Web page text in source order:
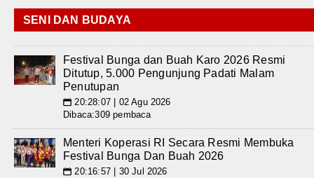
SENI DAN BUDAYA
Festival Bunga dan Buah Karo 2026 Resmi
Ditutup, 5.000 Pengunjung Padati Malam
Penutupan
📅 20:28:07 | 02 Agu 2026
Dibaca:309 pembaca
Menteri Koperasi RI Secara Resmi Membuka
Festival Bunga Dan Buah 2026
📅 20:16:57 | 30 Jul 2026